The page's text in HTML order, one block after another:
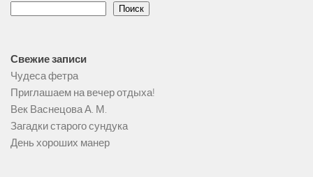
Поиск
Свежие записи
Чудеса фетра
Приглашаем на вечер отдыха!
Век Васнецова А. М.
Загадки старого сундука
День хороших манер